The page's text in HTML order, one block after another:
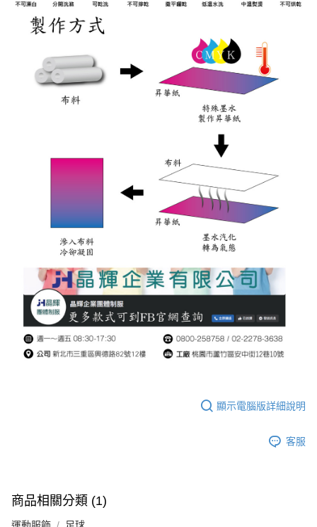
顯示電腦版詳細說明
客服
商品相關分類 (1)